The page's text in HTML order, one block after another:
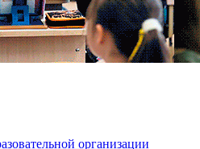
организации